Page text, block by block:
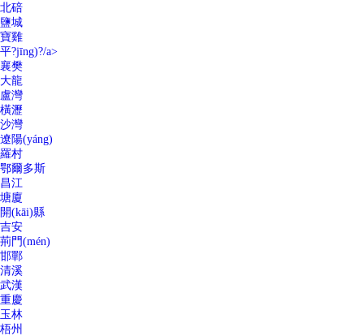
北碚
鹽城
寶雞
平?jīng)?/a>
襄樊
大龍
盧灣
橫瀝
沙灣
遼陽(yáng)
羅村
鄂爾多斯
昌江
塘廈
開(kāi)縣
吉安
荊門(mén)
邯鄲
清溪
武漢
重慶
玉林
梧州